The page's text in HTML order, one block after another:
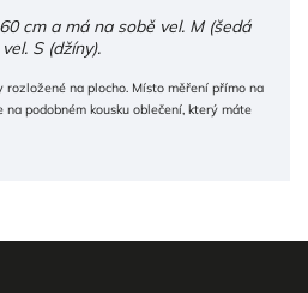
cm a má na sobě vel. M (šedá
S (džíny).
rozložené na plocho. Místo měření přímo na
podobném kousku oblečení, který máte